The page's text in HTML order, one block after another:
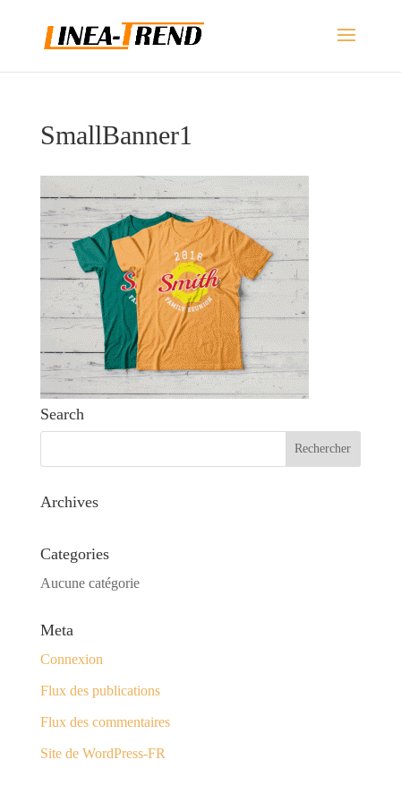
SmallBanner1
Search
Archives
Categories
Aucune catégorie
Meta
Connexion
Flux des publications
Flux des commentaires
Site de WordPress-FR